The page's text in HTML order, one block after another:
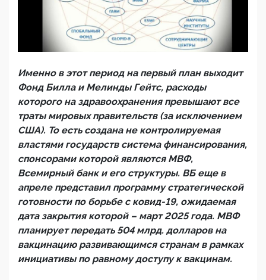
Именно в этот период на первый план выходит
Фонд Билла и Мелинды Гейтс, расходы
которого на здравоохранения превышают все
траты мировых правительств (за исключением
США). То есть создана не контролируемая
властями государств система финансирования,
спонсорами которой являются МВФ,
Всемирный банк и его структуры. ВБ еще в
апреле представил программу стратегической
готовности по борьбе с ковид-19, ожидаемая
дата закрытия которой – март 2025 года. МВФ
планирует передать 504 млрд. долларов на
вакцинацию развивающимся странам в рамках
инициативы по равному доступу к вакцинам.